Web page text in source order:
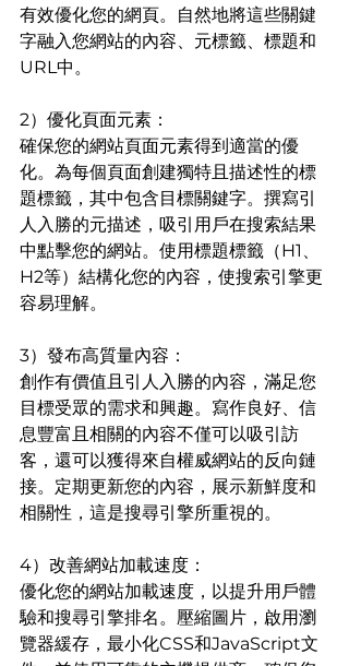
有效優化您的網頁。自然地將這些關鍵
字融入您網站的內容、元標籤、標題和
URL中。
2）優化頁面元素：
確保您的網站頁面元素得到適當的優
化。為每個頁面創建獨特且描述性的標
題標籤，其中包含目標關鍵字。撰寫引
人入勝的元描述，吸引用戶在搜索結果
中點擊您的網站。使用標題標籤（H1、
H2等）結構化您的內容，使搜索引擎更
容易理解。
3）發布高質量內容：
創作有價值且引人入勝的內容，滿足您
目標受眾的需求和興趣。寫作良好、信
息豐富且相關的內容不僅可以吸引訪
客，還可以獲得來自權威網站的反向鏈
接。定期更新您的內容，展示新鮮度和
相關性，這是搜尋引擎所重視的。
4）改善網站加載速度：
優化您的網站加載速度，以提升用戶體
驗和搜尋引擎排名。壓縮圖片，啟用瀏
覽器緩存，最小化CSS和JavaScript文